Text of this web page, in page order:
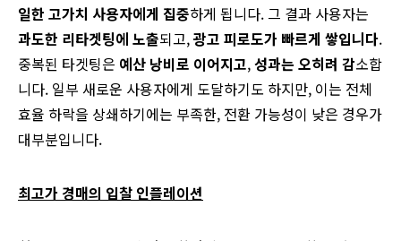
일한 고가치 사용자에게 집중하게 됩니다. 그 결과 사용자는
과도한 리타겟팅에 노출되고,광고 피로도가 빠르게 쌓입니다.
중복된 타겟팅은 예산 낭비로 이어지고,성과는 오히려 감소합
니다. 일부 새로운 사용자에게 도달하기도 하지만, 이는 전체
효율 하락을 상쇄하기에는 부족한, 전환 가능성이 낮은 경우가
대부분입니다.
최고가 경매의 입찰 인플레이션